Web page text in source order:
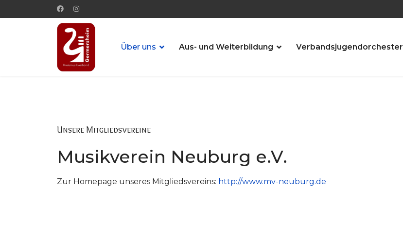
Über uns Aus- und Weiterbildung Verbandsjugendorchester
Unsere Mitgliedsvereine
Musikverein Neuburg e.V.
Zur Homepage unseres Mitgliedsvereins: http://www.mv-neuburg.de